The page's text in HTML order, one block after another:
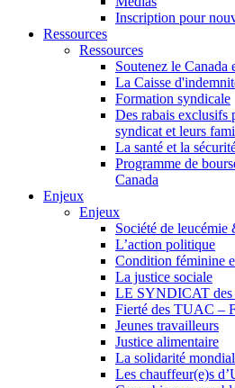
Inscription pour
Ressources
Ressources
Soutenez le Canada
La Caisse
Formation syndicale
Des rabais exclusifs
syndicat et leurs
La santé et la
Programme de
Canada
Enjeux
Enjeux
Société de
L’action politique
Condition féminine
La justice sociale
LE SYNDICAT des
Fierté des TUAC –
Jeunes travailleurs
Justice alimentaire
La solidarité
Les chauffeur(e)s